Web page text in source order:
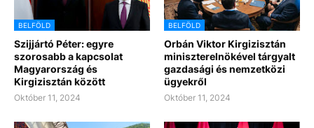
BELFÖLD
Szijjártó Péter: egyre
szorosabb a kapcsolat
Magyarország és
Kirgizisztán között
Október 11, 2024
BELFÖLD
Orbán Viktor Kirgizisztán
miniszterelnökével tárgyalt
gazdasági és nemzetközi
ügyekről
Október 11, 2024